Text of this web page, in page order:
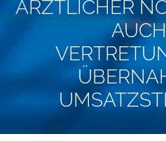
ÄRZTLICHER